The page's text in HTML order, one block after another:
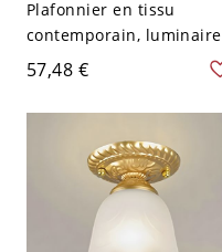
Plafonnier en tissu
contemporain, luminaire
géométrique pour
chambre et couloir - Noir
110 V-120 V Rond
57,48 €